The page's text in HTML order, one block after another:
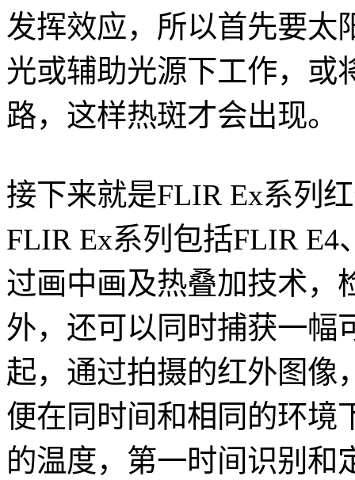
发挥效应，所以首先要太
光或辅助光源下工作，或
路，这样热斑才会出现。
接下来就是FLIR Ex系列
FLIR Ex系列包括FLIR E4
过画中画及热叠加技术，
外，还可以同时捕获一幅
起，通过拍摄的红外图像
便在同时间和相同的环境
的温度，第一时间识别和